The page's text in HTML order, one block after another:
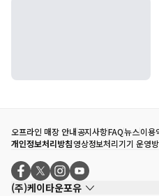
오프라인 매장 안내공지사항FAQ뉴스이용
개인정보처리방침영상정보처리기기 운영
(주)케이타운포유